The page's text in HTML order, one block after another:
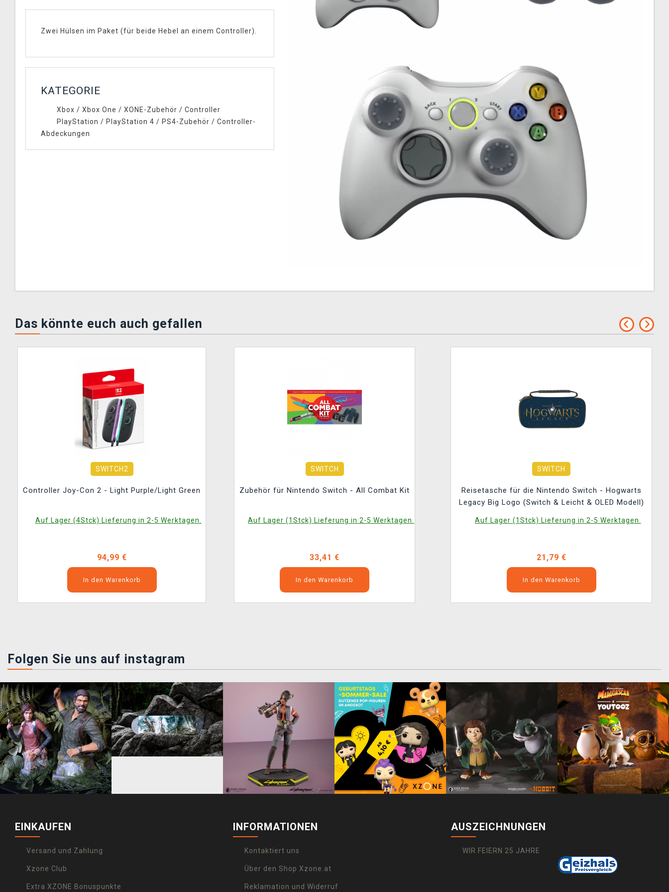
Zwei Hülsen im Paket (für beide Hebel an einem Controller).
KATEGORIE
Xbox / Xbox One / XONE-Zubehör / Controller
PlayStation / PlayStation 4 / PS4-Zubehör / Controller-
Abdeckungen
Das könnte euch auch gefallen
SWITCH2
Controller Joy-Con 2 - Light Purple/Light Green
Auf Lager (4Stck) Lieferung in 2-5 Werktagen.
94,99 €
In den Warenkorb
SWITCH
Zubehör für Nintendo Switch - All Combat Kit
Auf Lager (1Stck) Lieferung in 2-5 Werktagen.
33,41 €
In den Warenkorb
SWITCH
Reisetasche für die Nintendo Switch - Hogwarts
Legacy Big Logo (Switch & Leicht & OLED Modell)
Auf Lager (1Stck) Lieferung in 2-5 Werktagen.
21,79 €
In den Warenkorb
Folgen Sie uns auf instagram
EINKAUFEN
Versand und Zahlung
Xzone Club
Extra XZONE Bonuspunkte
INFORMATIONEN
Kontaktiert uns
Über den Shop Xzone.at
Reklamation und Widerruf
AUSZEICHNUNGEN
WIR FEIERN 25 JAHRE